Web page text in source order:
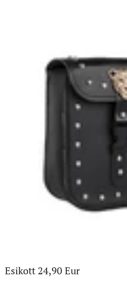
Esikott 24,90 Eur